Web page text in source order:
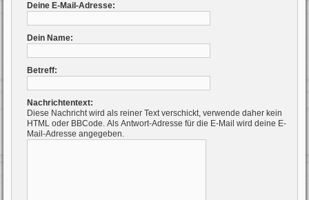
Deine E-Mail-Adresse:
Dein Name:
Betreff:
Nachrichtentext:
Diese Nachricht wird als reiner Text verschickt, verwende daher kein
HTML oder BBCode. Als Antwort-Adresse für die E-Mail wird deine E-
Mail-Adresse angegeben.